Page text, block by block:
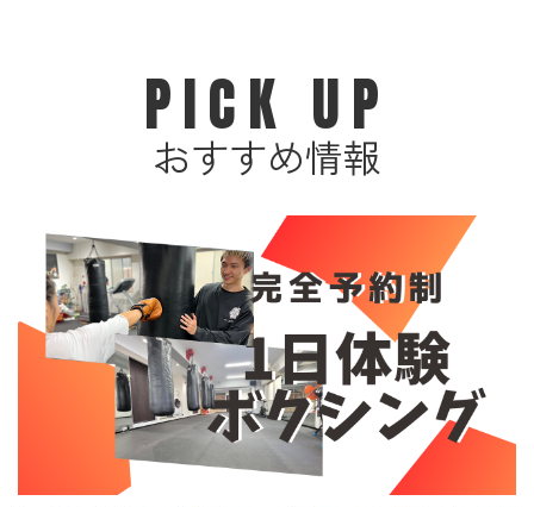
PICK UP
おすすめ情報